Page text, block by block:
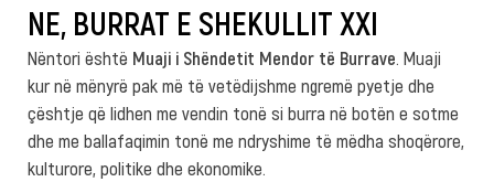
NE, BURRAT E SHEKULLIT XXI
Nëntori është Muaji i Shëndetit Mendor të Burrave . Muaji
kur në mënyrë pak më të vetëdijshme ngremë pyetje dhe
çështje që lidhen me vendin tonë si burra në botën e sotme
dhe me ballafaqimin tonë me ndryshime të mëdha shoqërore,
kulturore, politike dhe ekonomike.